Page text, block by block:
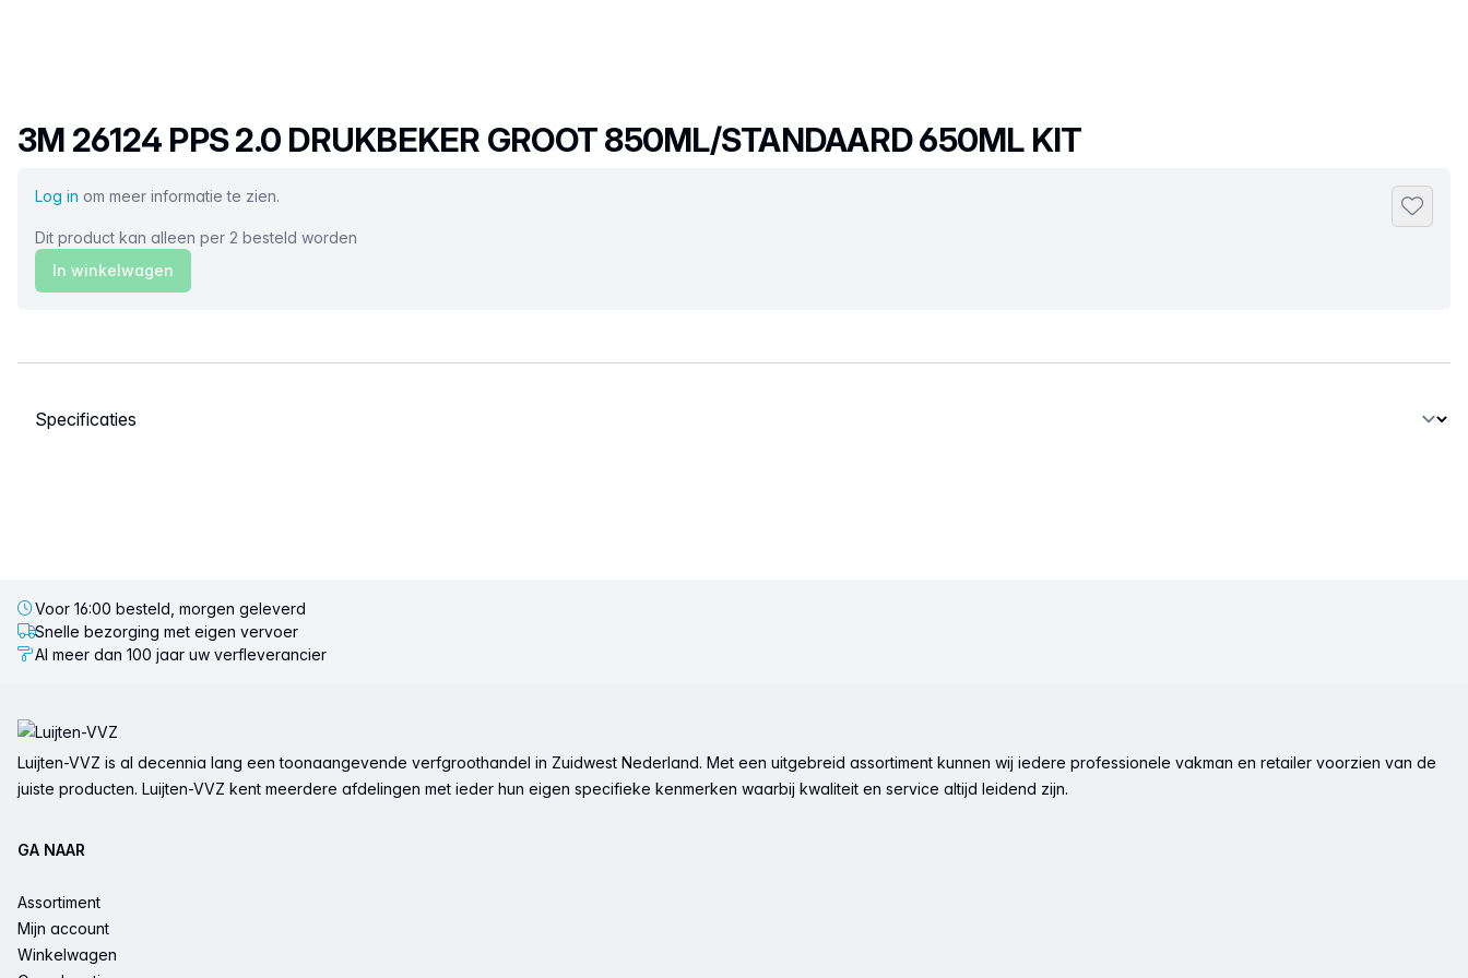
Productnaam
3M 26124 PPS 2.0 DRUKBEKER GROOT 850ML/STANDAARD 650ML KIT
Log in om meer informatie te zien.
Dit product kan alleen per 2 besteld worden
In winkelwagen
Selecteer een tabblad
Voor 16:00 besteld, morgen geleverd
Snelle bezorging met eigen vervoer
Al meer dan 100 jaar uw verfleverancier
Luijten-VVZ is al decennia lang een toonaangevende verfgroothandel in Zuidwest Nederland. Met een uitgebreid assortiment kunnen wij iedere professionele vakman en retailer voorzien van de
juiste producten. Luijten-VVZ kent meerdere afdelingen met ieder hun eigen specifieke kenmerken waarbij kwaliteit en service altijd leidend zijn.
GA NAAR
Assortiment
Mijn account
Winkelwagen